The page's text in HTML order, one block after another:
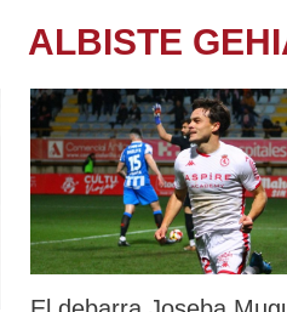
ALBISTE